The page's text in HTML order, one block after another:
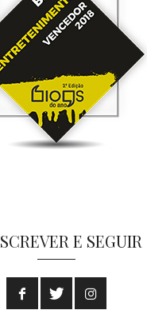
E SEGUIR